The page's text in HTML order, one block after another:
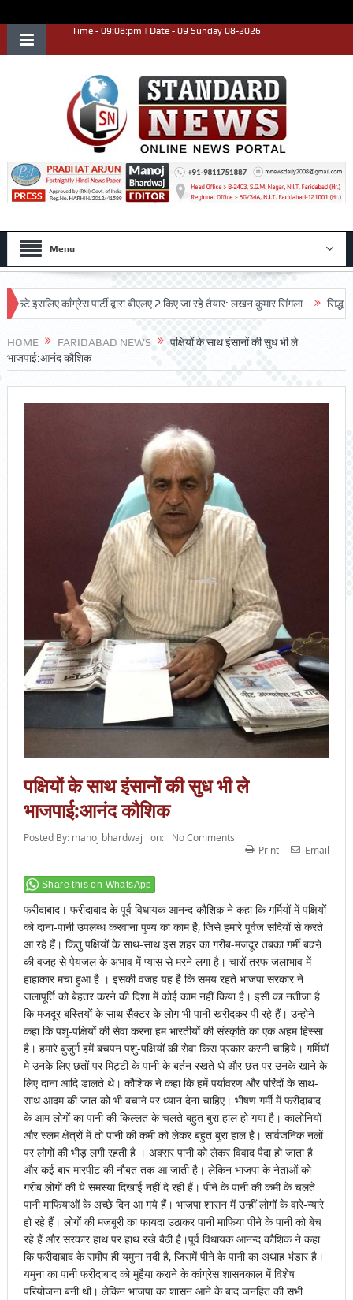
Time - 09:08:pm | Date - 09 Sunday 08-2026
Menu
काँग्रेस पार्टी द्वारा बीएलए 2 किए जा रहे तैयार: लखन कुमार सिंगला सिद्धपीठ श्री
HOME FARIDABAD NEWS
पक्षियों के साथ इंसानों की सुध भी ले
भाजपाई:आनंद कौशिक
पक्षियों के साथ इंसानों की सुध भी ले
भाजपाई:आनंद कौशिक
Posted By: manoj bhardwaj on:
No Comments
Print
Email
Share this on WhatsApp
फरीदाबाद। फरीदाबाद के पूर्व विधायक आनन्द कौशिक ने कहा कि गर्मियों में पक्षियों
को दाना-पानी उपलब्ध करवाना पुण्य का काम है, जिसे हमारे पूर्वज सदियों से करते
आ रहे हैं। किंतु पक्षियों के साथ-साथ इस शहर का गरीब-मजदूर तबका गर्मी बढऩे
की वजह से पेयजल के अभाव में प्यास से मरने लगा है। चारों तरफ जलाभाव में
हाहाकार मचा हुआ है । इसकी वजह यह है कि समय रहते भाजपा सरकार ने
जलापूर्ति को बेहतर करने की दिशा में कोई काम नहीं किया है। इसी का नतीजा है
कि मजदूर बस्तियों के साथ सैैक्टर के लोग भी पानी खरीदकर पी रहे हैं। उन्होने
कहा कि पशु-पक्षियों की सेवा करना हम भारतीयों की संस्कृति का एक अहम हिस्सा
है। हमारे बुजुर्ग हमें बचपन पशु-पक्षियों की सेवा किस प्रकार करनी चाहिये। गर्मियों
मे उनके लिए छतों पर मिट्टी के पानी के बर्तन रखते थे और छत पर उनके खाने के
लिए दाना आदि डालते थे। कौशिक ने कहा कि हमें पर्यावरण और परिंदों के साथ-
साथ आदम की जात को भी बचाने पर ध्यान देना चाहिए। भीषण गर्मी में फरीदाबाद
के आम लोगों का पानी की किल्लत के चलते बहुत बुरा हाल हो गया है। कालोनियों
और स्लम क्षेत्रों में तो पानी की कमी को लेकर बहुत बुरा हाल है। सार्वजनिक नलों
पर लोगों की भीड़ लगी रहती है । अक्सर पानी को लेकर विवाद पैदा हो जाता है
और कई बार मारपीट की नौबत तक आ जाती है। लेकिन भाजपा के नेताओं को
गरीब लोगों की ये समस्या दिखाई नहीं दे रही हैं। पीने के पानी की कमी के चलते
पानी माफियाओं के अच्छे दिन आ गये हैं। भाजपा शासन में उन्हीं लोगों के वारे-न्यारे
हो रहे हैं। लोगों की मजबूरी का फायदा उठाकर पानी माफिया पीने के पानी को बेच
रहे हैं और सरकार हाथ पर हाथ रखे बैठी है।पूर्व विधायक आनन्द कौशिक ने कहा
कि फरीदाबाद के समीप ही यमुना नदी है, जिसमें पीने के पानी का अथाह भंडार है।
यमुना का पानी फरीदाबाद को मुहैया कराने के कांग्रेस शासनकाल में विशेष
परियोजना बनी थी। लेकिन भाजपा का शासन आने के बाद जनहित की सभी